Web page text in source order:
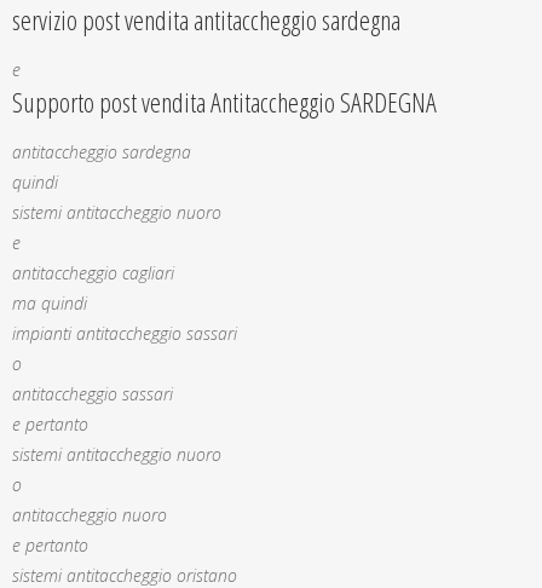
servizio post vendita antitaccheggio sardegna
e
Supporto post vendita Antitaccheggio SARDEGNA
antitaccheggio sardegna
quindi
sistemi antitaccheggio nuoro
e
antitaccheggio cagliari
ma quindi
impianti antitaccheggio sassari
o
antitaccheggio sassari
e pertanto
sistemi antitaccheggio nuoro
o
antitaccheggio nuoro
e pertanto
sistemi antitaccheggio oristano